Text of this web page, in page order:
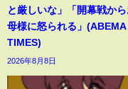
と厳しいな」「開幕戦から
母様に怒られる」(ABEMA
TIMES)
2026年8月8日